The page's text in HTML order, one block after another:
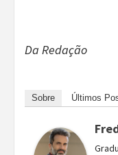
Da Redação
Sobre Últimos